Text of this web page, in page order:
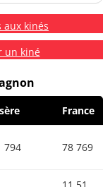
aux kinés
un kiné
France
794 78 769